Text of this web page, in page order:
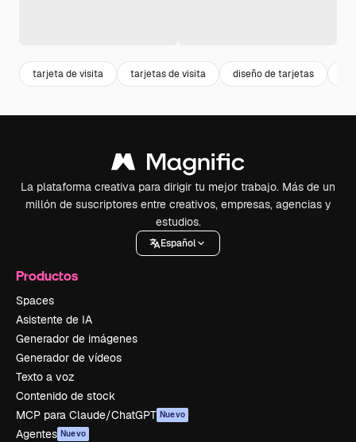
tarjeta de visita tarjetas de visita diseño de tarjetas
La plataforma creativa para dirigir tu mejor trabajo. Más de un
millón de suscriptores entre creativos, empresas, agencias y
estudios.
Español
Productos
Spaces
Asistente de IA
Generador de imágenes
Generador de vídeos
Texto a voz
Contenido de stock
MCP para Claude/ChatGPT Nuevo
Agentes Nuevo